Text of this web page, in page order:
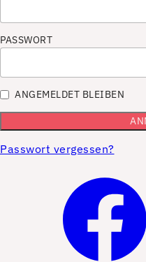
PASSWORT
ANGEMELDET BLEIBEN
Passwort vergessen?